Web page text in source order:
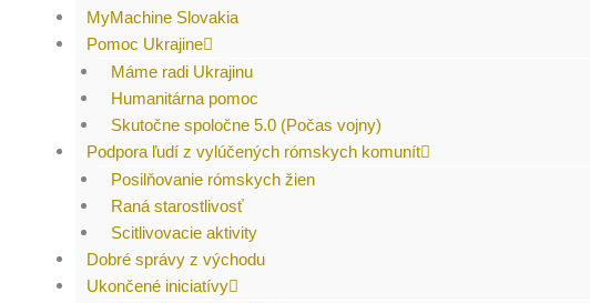
MyMachine Slovakia
Pomoc Ukrajine
Máme radi Ukrajinu
Humanitárna pomoc
Skutočne spoločne 5.0 (Počas vojny)
Podpora ľudí z vylúčených rómskych komunít
Posilňovanie rómskych žien
Raná starostlivosť
Scitlivovacie aktivity
Dobré správy z východu
Ukončené iniciatívy